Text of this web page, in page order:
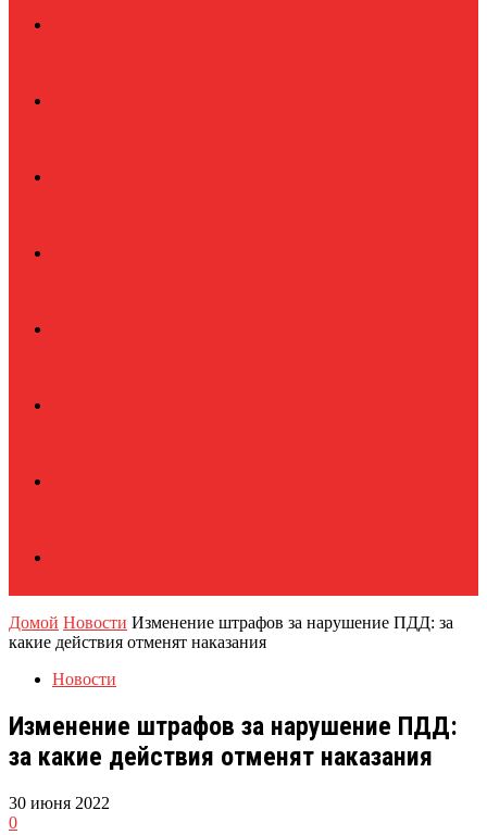
Домой Новости Изменение штрафов за нарушение ПДД: за
какие действия отменят наказания
Новости
Изменение штрафов за нарушение ПДД:
за какие действия отменят наказания
30 июня 2022
0